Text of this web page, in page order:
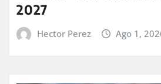
2027
Hector Perez Ago 1,